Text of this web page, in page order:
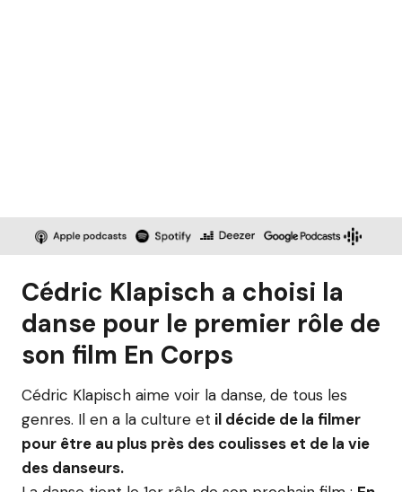
Cédric Klapisch a choisi la
danse pour le premier rôle de
son film En Corps
Cédric Klapisch aime voir la danse, de tous les
genres. Il en a la culture et il décide de la filmer
pour être au plus près des coulisses et de la vie
des danseurs.